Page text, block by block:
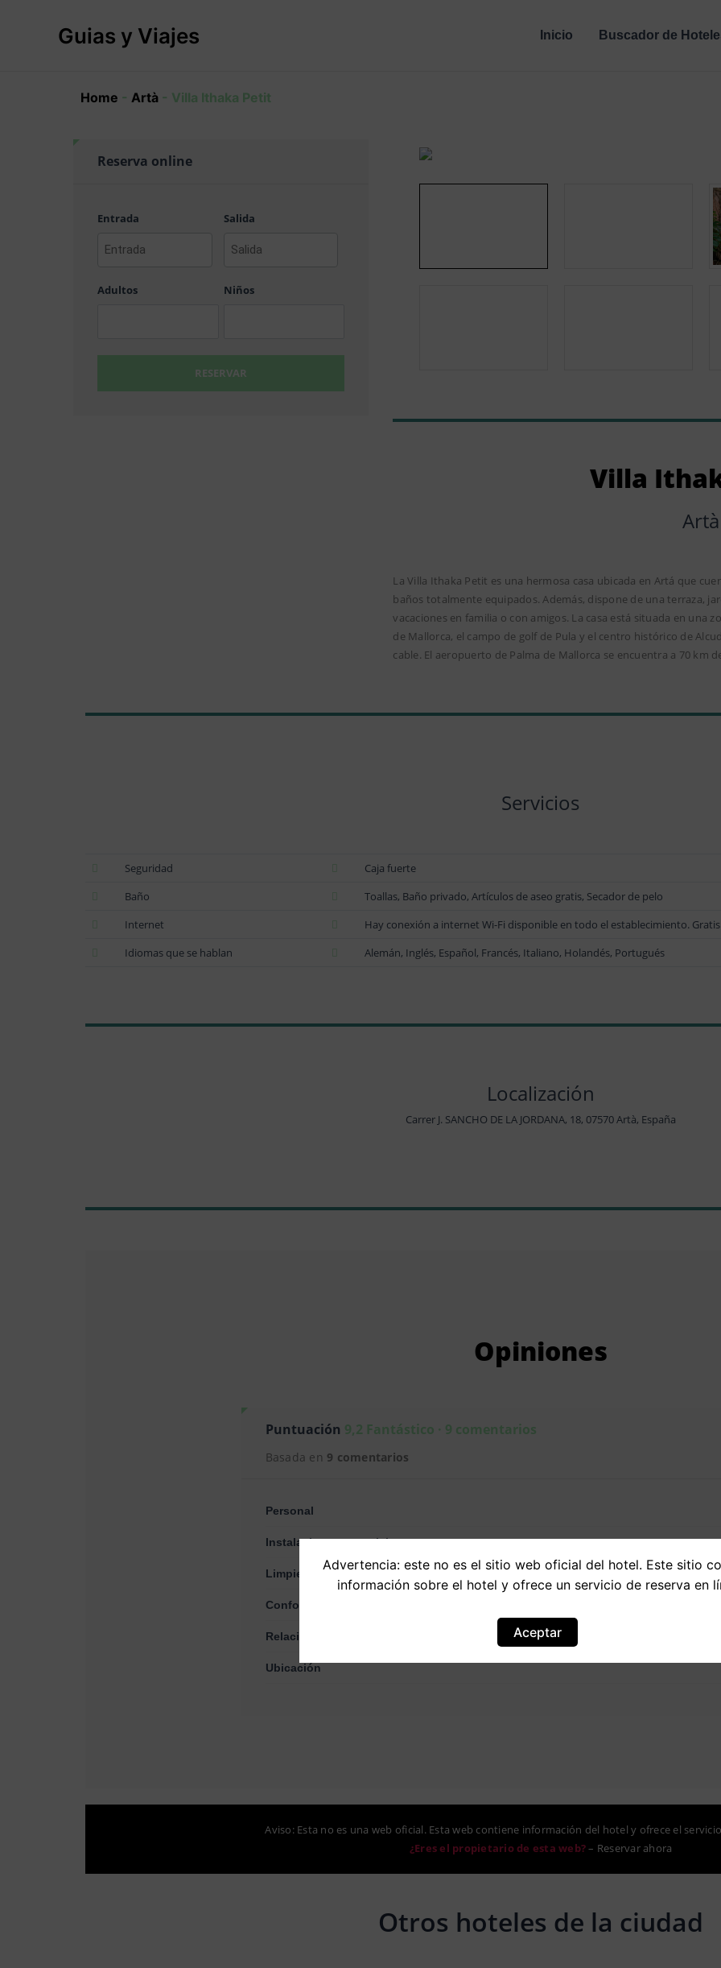
Guias y Viajes Inicio Buscador de
Home - Artà - Villa Ithaka Petit
Reserva online
Entrada Salida
Adultos Niños
RESERVAR
Villa
Artà
La Villa Ithaka Petit es una hermosa casa ubicada en Artá que
baños totalmente equipados. Además, dispone de una terraza,
vacaciones en familia o con amigos. La casa está situada en una
de Mallorca, el campo de golf de Pula y el centro histórico de
cable. El aeropuerto de Palma de Mallorca se encuentra a 70 km
Servicios
Seguridad
Caja fuerte
Baño
Toallas, Baño privado, Artículos de aseo gratis, Secador de pelo
Internet
Hay conexión a internet Wi-Fi disponible en todo el establecimiento.
Idiomas que se hablan
Alemán, Inglés, Español, Francés, Italiano, Holandés, Portugués
Localización
Carrer J. SANCHO DE LA JORDANA, 18, 07570 Artà, España
Opiniones
Puntuación 9,2 Fantástico · 9 comentarios
Basada en 9 comentarios
Personal
Instalaciones y servicios
Limpieza
Confort
Relación calidad-precio
Ubicación
Aviso: Esta no es una web oficial. Esta web contiene información del hotel y ofrece el
¿Eres el propietario de esta web?– Reservar ahora
Otros hoteles de la ciudad
Advertencia: este no es el sitio web oficial del hotel. Este sitio
información sobre el hotel y ofrece un servicio de reserva en
Aceptar